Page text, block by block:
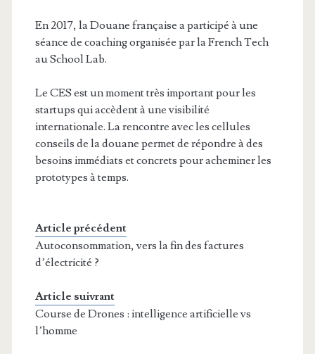
En 2017, la Douane française a participé à une
séance de coaching organisée par la French Tech
au School Lab.
Le CES est un moment très important pour les
startups qui accèdent à une visibilité
internationale. La rencontre avec les cellules
conseils de la douane permet de répondre à des
besoins immédiats et concrets pour acheminer les
prototypes à temps.
Article précédent
Autoconsommation, vers la fin des factures
d’électricité ?
Article suivrant
Course de Drones : intelligence artificielle vs
l’homme